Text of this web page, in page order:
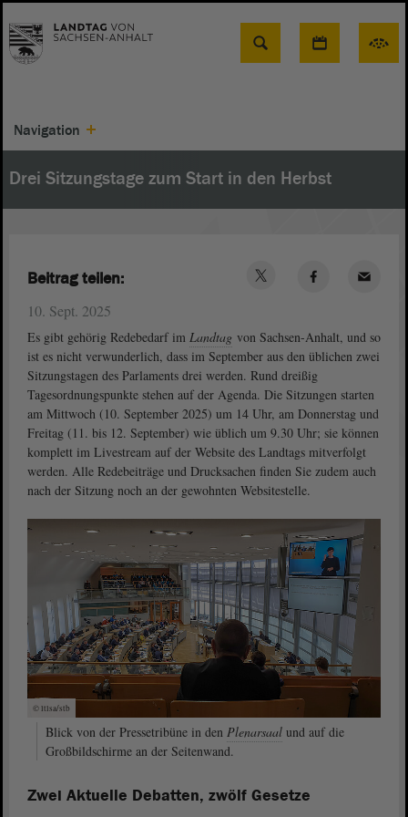
Suche
Navigation
Drei Sitzungstage zum Start in den Herbst
10. Sept. 2025
Es gibt gehörig Redebedarf im Landtag von Sachsen-Anhalt, und so
ist es nicht verwunderlich, dass im September aus den üblichen zwei
Sitzungstagen des Parlaments drei werden. Rund dreißig
Tagesordnungspunkte stehen auf der Agenda. Die Sitzungen starten
am Mittwoch (10. September 2025) um 14 Uhr, am Donnerstag und
Freitag (11. bis 12. September) wie üblich um 9.30 Uhr; sie können
komplett im Livestream auf der Website des Landtags mitverfolgt
werden. Alle Redebeiträge und Drucksachen finden Sie zudem auch
nach der Sitzung noch an der gewohnten Websitestelle.
© ltlsa/stb
Blick von der Pressetribüne in den Plenarsaal und auf die
Großbildschirme an der Seitenwand.
Zwei Aktuelle Debatten, zwölf Gesetze
Beitrag teilen: